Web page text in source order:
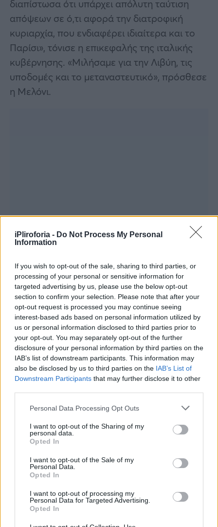
iPliroforia - Do Not Process My Personal
Information
If you wish to opt-out of the sale, sharing to third parties, or
processing of your personal or sensitive information for
targeted advertising by us, please use the below opt-out
section to confirm your selection. Please note that after your
opt-out request is processed you may continue seeing
interest-based ads based on personal information utilized by
us or personal information disclosed to third parties prior to
your opt-out. You may separately opt-out of the further
disclosure of your personal information by third parties on the
IAB’s list of downstream participants. This information may
also be disclosed by us to third parties on the IAB’s List of
Downstream Participants that may further disclose it to other
Personal Data Processing Opt Outs
I want to opt-out of the Sharing of my
personal data.
Opted In
I want to opt-out of the Sale of my
Personal Data.
Opted In
I want to opt-out of processing my
Personal Data for Targeted Advertising.
Opted In
διαπίστωσα ότι υπάρχει απόλυτη ταύτιση
απόψεων σε ό,τι αφορά την διατροφική
κυριαρχία, που ενδιαφέρει ιδιαίτερα και το
Παρίσι», τόνισε η επικεφαλής της ιταλικής
κυβέρνησης. «Μιλήσαμε για την Λιβύη, τις
υποδομές και το μεταναστευτικό», πρόσθεσε
η Μελόνι.